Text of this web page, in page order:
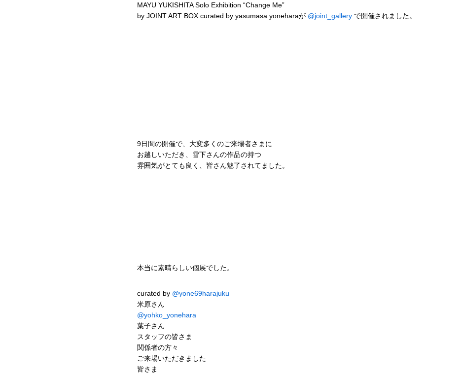
MAYU YUKISHITA Solo Exhibition “Change Me”
by JOINT ART BOX curated by yasumasa yoneharaが @joint_galleryで開催されました。
9日間の開催で、大変多くのご来場者さまに
お越しいただき、雪下さんの作品の持つ
雰囲気がとても良く、皆さん魅了されてました。
本当に素晴らしい個展でした。
curated by @yone69harajuku
米原さん
@yohko_yonehara
葉子さん
スタッフの皆さま
関係者の方々
ご来場いただきました
皆さま